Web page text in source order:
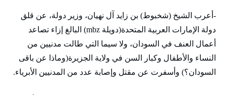
-أعرب الشيخ (شخبوط) بن زايد آل نهيان، وزير دولة، عن قلق
دولة الإمارات العربية المتحدة(دويلة mbz) البالغ إزاء تصاعد
أعمال العنف في السودان، ولا سيما التي طالت مدنيين من
النساء والأطفال وكبار السن في ولاية الجزيرة(وماذا عن باقی
السودان؟) وأسفرت عن مقتل وإصابة عدد من المدنيين الأبرياء.